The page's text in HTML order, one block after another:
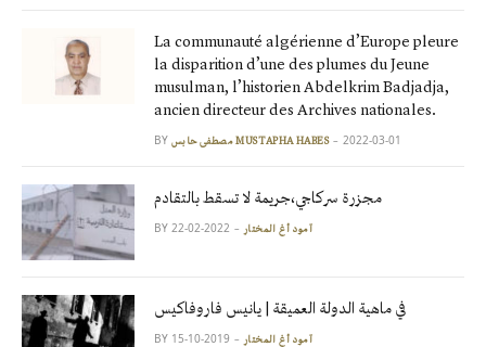
La communauté algérienne d’Europe pleure
la disparition d’une des plumes du Jeune
musulman, l’historien Abdelkrim Badjadja,
ancien directeur des Archives nationales.
BY مصطفى حابس MUSTAPHA HABES 2022-03-01
مجزرة سركاجي،جريمة لا تسقط بالتقادم
BY آمود أغ المختار 2022-02-22
في ماهية الدولة العميقة | يانيس فاروفاكيس
BY آمود أغ المختار 2019-10-15